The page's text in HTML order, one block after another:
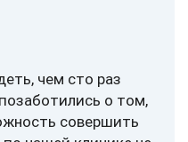
чем сто раз
о том,
совершить